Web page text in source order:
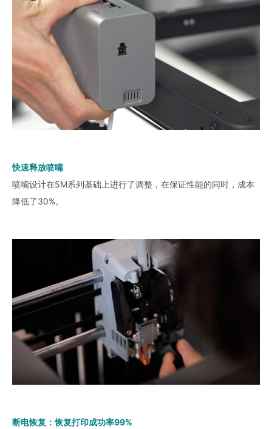
快速释放喷嘴
喷嘴设计在5M系列基础上进行了调整，在保证性能的同时，成本
降低了30%。
断电恢复：恢复打印成功率99%